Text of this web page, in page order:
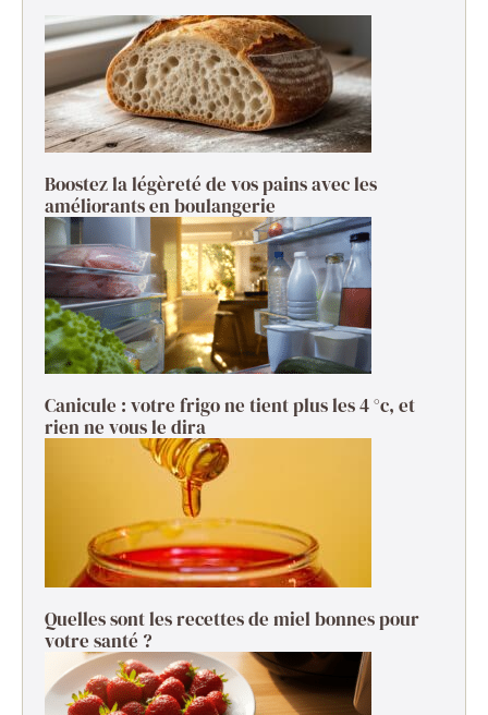
Boostez la légèreté de vos pains avec les
améliorants en boulangerie
Canicule : votre frigo ne tient plus les 4 °c, et
rien ne vous le dira
Quelles sont les recettes de miel bonnes pour
votre santé ?